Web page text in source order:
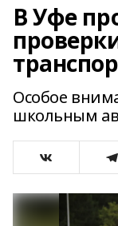
В Уфе
Особое
школьным